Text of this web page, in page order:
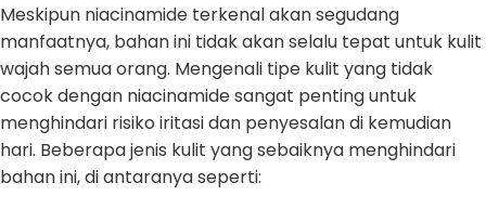
Meskipun niacinamide terkenal akan segudang
manfaatnya, bahan ini tidak akan selalu tepat untuk kulit
wajah semua orang. Mengenali tipe kulit yang tidak
cocok dengan niacinamide sangat penting untuk
menghindari risiko iritasi dan penyesalan di kemudian
hari. Beberapa jenis kulit yang sebaiknya menghindari
bahan ini, di antaranya seperti: